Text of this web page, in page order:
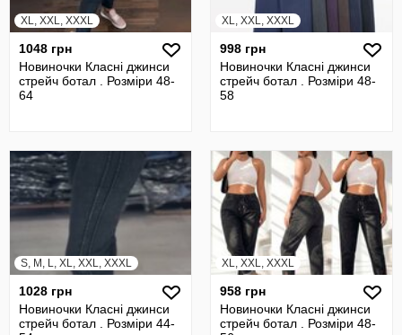
XL, XXL, XXXL
1048 грн
Новиночки Класні джинси
стрейч ботал . Розміри 48-
64
XL, XXL, XXXL
998 грн
Новиночки Класні джинси
стрейч ботал . Розміри 48-
58
S, M, L, XL, XXL, XXXL
1028 грн
Новиночки Класні джинси
стрейч ботал . Розміри 44-
XL, XXL, XXXL
958 грн
Новиночки Класні джинси
стрейч ботал . Розмiри 48-